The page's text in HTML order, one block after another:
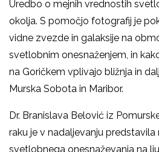
Uredbo o mejnih vrednostih
okolja. S pomočjo fotografij je
vidne zvezde in galaksije na
svetlobnim onesnaženjem, in
na Goričkem vplivajo bližnja in
Murska Sobota in Maribor.
Dr. Branislava Belović iz
raku je v nadaljevanju
svetlobnega onesnaževanja na